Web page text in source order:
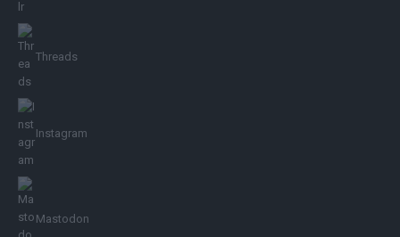
Threads
Instagram
Mastodon